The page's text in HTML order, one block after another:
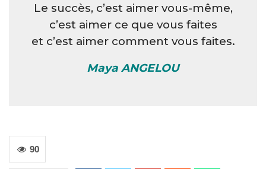
Le succès, c’est aimer vous-même,
c’est aimer ce que vous faites
et c’est aimer comment vous faites.
Maya ANGELOU
90